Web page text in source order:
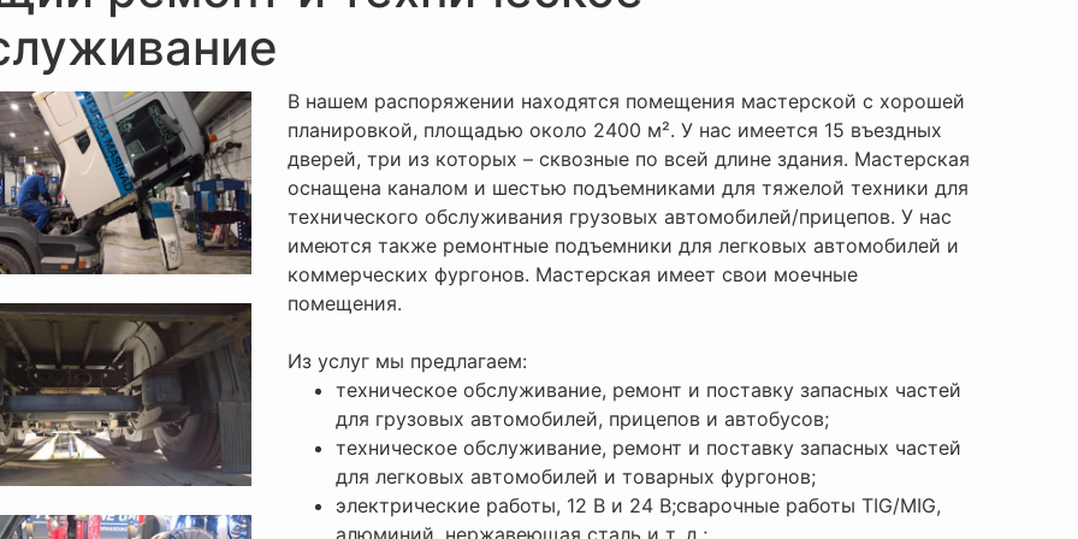
В нашем распоряжении находятся помещения мастерской с хорошей
планировкой, площадью около 2400 м². У нас имеется 15 въездных
дверей, три из которых – сквозные по всей длине здания. Мастерская
оснащена каналом и шестью подъемниками для тяжелой техники для
технического обслуживания грузовых автомобилей/прицепов. У нас
имеются также ремонтные подъемники для легковых автомобилей и
коммерческих фургонов. Мастерская имеет свои моечные
помещения.
Из услуг мы предлагаем:
техническое обслуживание, ремонт и поставку запасных частей
для грузовых автомобилей, прицепов и автобусов;
техническое обслуживание, ремонт и поставку запасных частей
для легковых автомобилей и товарных фургонов;
электрические работы, 12 В и 24 В;сварочные работы TIG/MIG,